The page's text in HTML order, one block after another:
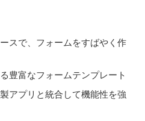
スで、フォームをすばやく作
豊富なフォームテンプレート
アプリと統合して機能性を強